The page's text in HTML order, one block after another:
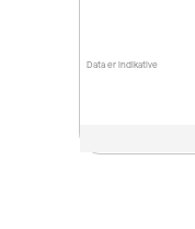
Data er indikative